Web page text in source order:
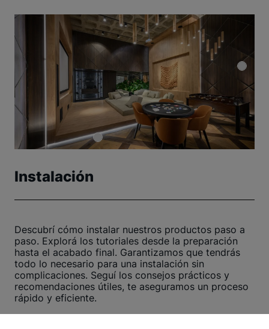
Instalación
Descubrí cómo instalar nuestros productos paso a
paso. Explorá los tutoriales desde la preparación
hasta el acabado final. Garantizamos que tendrás
todo lo necesario para una instalación sin
complicaciones. Seguí los consejos prácticos y
recomendaciones útiles, te aseguramos un proceso
rápido y eficiente.